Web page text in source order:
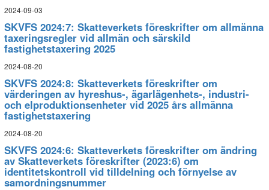
2024-09-03
SKVFS 2024:7: Skatteverkets föreskrifter om allmänna
taxeringsregler vid allmän och särskild
fastighetstaxering 2025
2024-08-20
SKVFS 2024:8: Skatteverkets föreskrifter om
värderingen av hyreshus-, ägarlägenhets-, industri-
och elproduktionsenheter vid 2025 års allmänna
fastighetstaxering
2024-08-20
SKVFS 2024:6: Skatteverkets föreskrifter om ändring
av Skatteverkets föreskrifter (2023:6) om
identitetskontroll vid tilldelning och förnyelse av
samordningsnummer